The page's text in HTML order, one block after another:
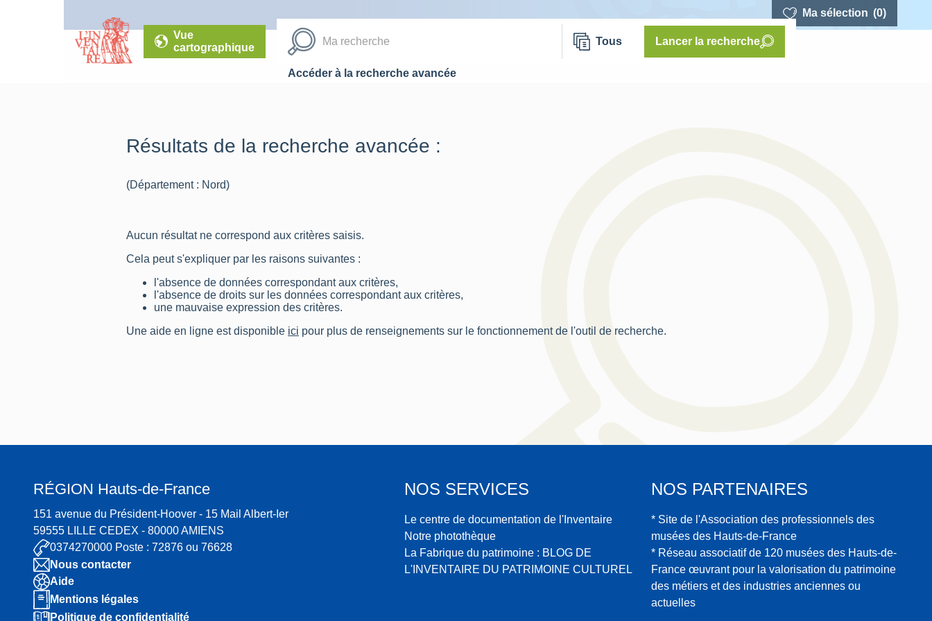
Ma sélection (0)
Vue
cartographique
Tous Lancer la recherche
Accéder à la recherche avancée
Résultats de la recherche avancée :
(Département : Nord)
Aucun résultat ne correspond aux critères saisis.
Cela peut s'expliquer par les raisons suivantes :
l'absence de données correspondant aux critères,
l'absence de droits sur les données correspondant aux critères,
une mauvaise expression des critères.
Une aide en ligne est disponible ici pour plus de renseignements sur le fonctionnement de l'outil de recherche.
RÉGION Hauts-de-France
151 avenue du Président-Hoover - 15 Mail Albert-Ier
59555 LILLE CEDEX - 80000 AMIENS
0374270000 Poste : 72876 ou 76628
Nous contacter
Aide
Mentions légales
Politique de confidentialité
NOS SERVICES
Le centre de documentation de l'Inventaire
Notre photothèque
La Fabrique du patrimoine : BLOG DE
L'INVENTAIRE DU PATRIMOINE CULTUREL
NOS PARTENAIRES
* Site de l'Association des professionnels des
musées des Hauts-de-France
* Réseau associatif de 120 musées des Hauts-de-
France œuvrant pour la valorisation du patrimoine
des métiers et des industries anciennes ou
actuelles